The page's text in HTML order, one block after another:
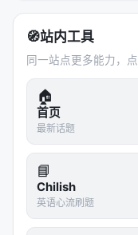
Potentials*.
🧭站内工具
同一站点更多能力，
🏠
首页
最新话题
📘
Chilish
英语心流刷题